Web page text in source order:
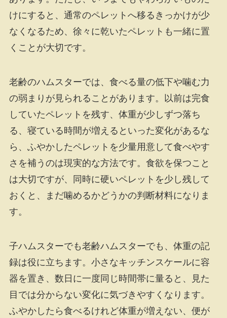
けにすると、通常のペレットへ移るきっかけが少
なくなるため、徐々に乾いたペレットも一緒に置
くことが大切です。
老齢のハムスターでは、食べる量の低下や噛む力
の弱まりが見られることがあります。以前は完食
していたペレットを残す、体重が少しずつ落ち
る、寝ている時間が増えるといった変化があるな
ら、ふやかしたペレットを少量用意して食べやす
さを補うのは現実的な方法です。食欲を保つこと
は大切ですが、同時に硬いペレットを少し残して
おくと、まだ噛めるかどうかの判断材料になりま
す。
子ハムスターでも老齢ハムスターでも、体重の記
録は役に立ちます。小さなキッチンスケールに容
器を置き、数日に一度同じ時間帯に量ると、見た
目では分からない変化に気づきやすくなります。
ふやかしたら食べるけれど体重が増えない、便が